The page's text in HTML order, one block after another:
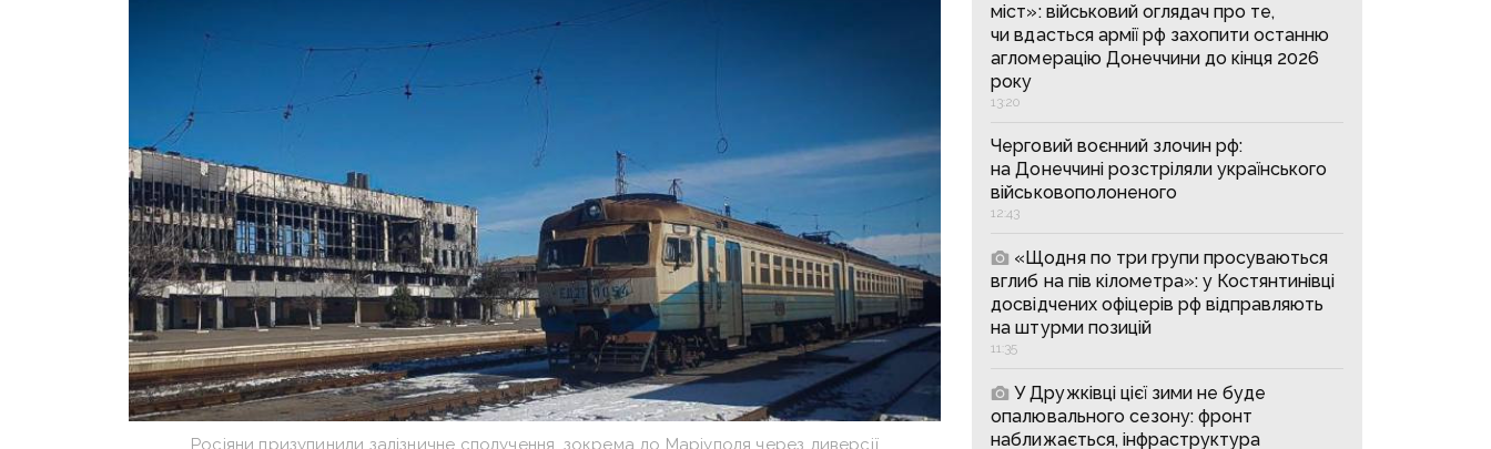
Росіяни призупинили залізничне сполучення, зокрема до Маріуполя через диверсії
міст»: військовий оглядач про те,
чи вдасться армії рф захопити останню
агломерацію Донеччини до кінця 2026
року
13:20
Черговий воєнний злочин рф:
на Донеччині розстріляли українського
військовополоненого
12:43
«Щодня по три групи просуваються
вглиб на пів кілометра»: у Костянтинівці
досвідчених офіцерів рф відправляють
на штурми позицій
11:35
У Дружківці цієї зими не буде
опалювального сезону: фронт
наближається, інфраструктура